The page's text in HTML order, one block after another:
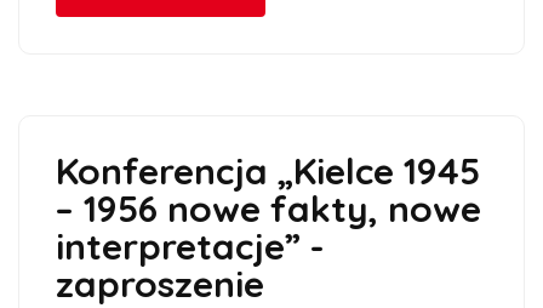
Konferencja „Kielce 1945
– 1956 nowe fakty, nowe
interpretacje” -
zaproszenie